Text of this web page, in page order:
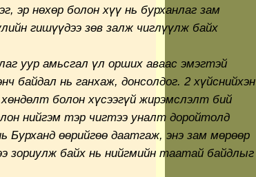
эр нөхөр болон хүү нь бурханлаг зам
гишүүдээ зөв залж чиглүүлж байх
уур амьсгал үл орших аваас эмэгтэй
байдал нь ганхаж, донсолдог. 2 хүйснийхэн
болон хүсээгүй жирэмслэлт бий
нийгэм тэр чигтээ уналт доройтолд
Бурханд өөрийгөө даатгаж, энэ зам мөрөөр
зориулж байх нь нийгмийн таатай байдлыг